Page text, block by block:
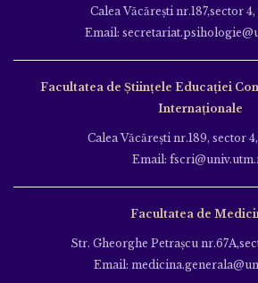
Calea Văcăreşti nr.187,sector
Email:
Facultatea de Ştiinţele Educației
Internaționale
Calea Văcăreşti nr.189, sector
Email:
Facultatea de
Str. Gheorghe Petraşcu
Email: